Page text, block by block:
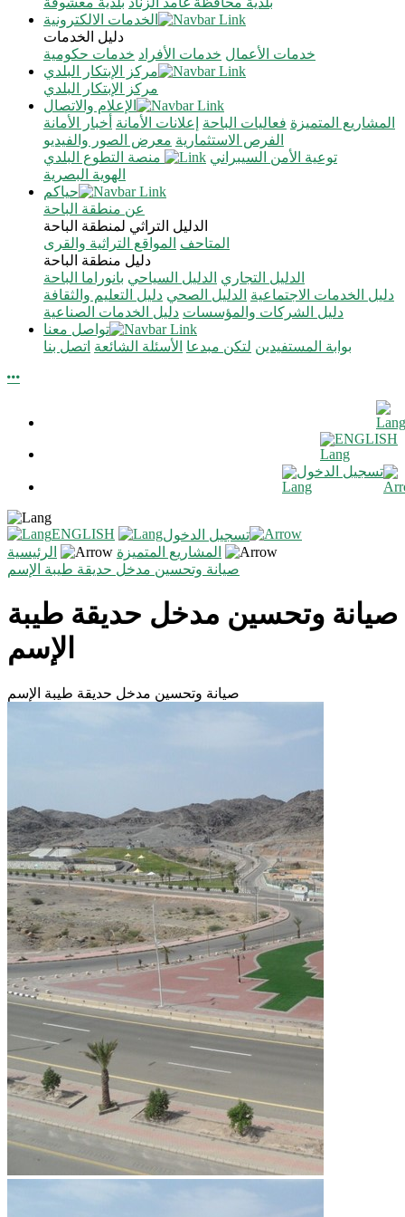
الخدمات الالكترونية
دليل الخدمات
خدمات حكومية خدمات الأفراد خدمات الأعمال
مركز الإبتكار البلدي
مركز الإبتكار البلدي
الإعلام والاتصال
أخبار الأمانة إعلانات الأمانة فعاليات الباحة المشاريع المتميزة
معرض الصور والفيديو الفرص الاستثمارية
منصة التطوع البلدي
توعية الأمن السيبراني
الهوية البصرية
حياكم
عن منطقة الباحة
الدليل التراثي لمنطقة الباحة
المواقع التراثية والقرى المتاحف
دليل منطقة الباحة
بانوراما الباحة الدليل السياحي الدليل التجاري
دليل التعليم والثقافة الدليل الصحي دليل الخدمات الاجتماعية
دليل الخدمات الصناعية دليل الشركات والمؤسسات
تواصل معنا
اتصل بنا الأسئلة الشائعة لتكن مبدعا بوابة المستفيدين
ENGLISH
تسجيل الدخول
ENGLISH
تسجيل الدخول
الرئيسية
المشاريع المتميزة
صيانة وتحسين مدخل حديقة طيبة الإسم
صيانة وتحسين مدخل حديقة طيبة
الإسم
صيانة وتحسين مدخل حديقة طيبة الإسم